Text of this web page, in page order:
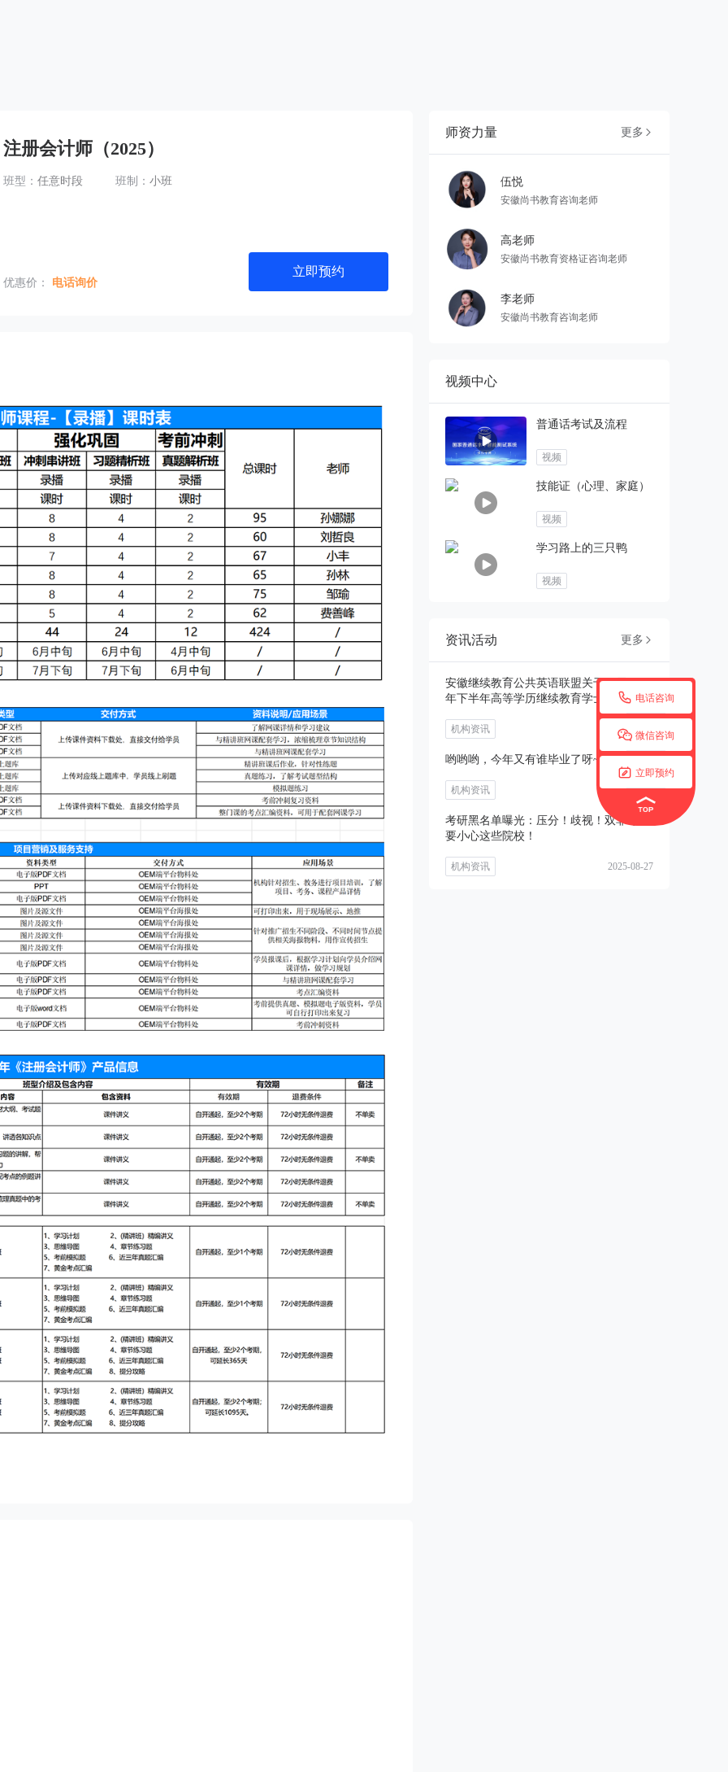
 电话咨询
 微信咨询
 立即预约
注册会计师（2025）
班型： 任意时段 班制： 小班
优惠价： 电话询价
立即预约
师资力量 更多 
伍悦
安徽尚书教育咨询老师
高老师
安徽尚书教育资格证咨询老师
李老师
安徽尚书教育咨询老师
视频中心
普通话考试及流程
视频
技能证（心理、家庭）
视频
学习路上的三只鸭
视频
资讯活动 更多 
安徽继续教育公共英语联盟关于开展2025
年下半年高等学历继续教育学士学位外语
机构资讯 2025-08-27
哟哟哟，今年又有谁毕业了呀~~
机构资讯 2025-08-27
考研黑名单曝光：压分！歧视！双非考生
要小心这些院校！
机构资讯 2025-08-27